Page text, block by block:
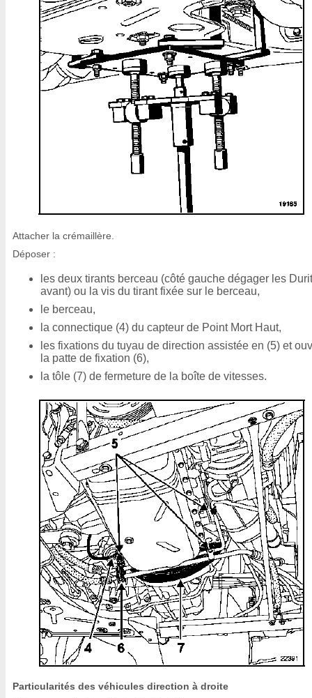
Attacher la crémaillère.
Déposer :
les deux tirants berceau (côté gauche dégager les Durit
avant) ou la vis du tirant fixée sur le berceau,
le berceau,
la connectique (4) du capteur de Point Mort Haut,
les fixations du tuyau de direction assistée en (5) et
la patte de fixation (6),
la tôle (7) de fermeture de la boîte de vitesses.
Particularités des véhicules direction à droite